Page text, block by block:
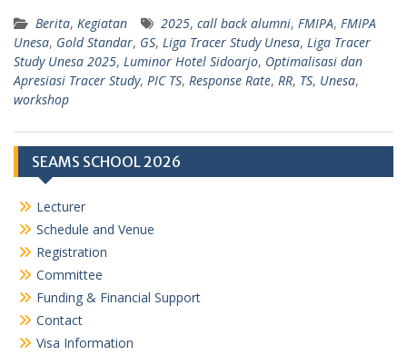
Berita, Kegiatan 2025, call back alumni, FMIPA, FMIPA
Unesa, Gold Standar, GS, Liga Tracer Study Unesa, Liga Tracer
Study Unesa 2025, Luminor Hotel Sidoarjo, Optimalisasi dan
Apresiasi Tracer Study, PIC TS, Response Rate, RR, TS, Unesa,
workshop
SEAMS SCHOOL 2026
Lecturer
Schedule and Venue
Registration
Committee
Funding & Financial Support
Contact
Visa Information